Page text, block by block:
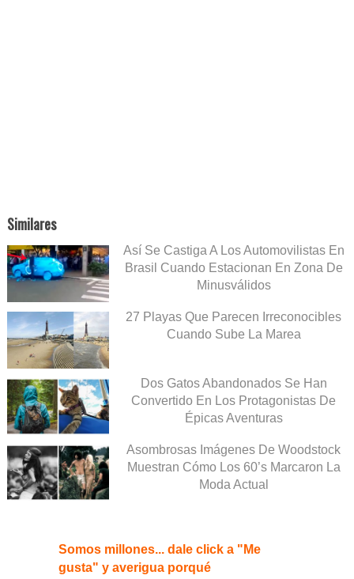
Similares
Así Se Castiga A Los Automovilistas En
Brasil Cuando Estacionan En Zona De
Minusválidos
27 Playas Que Parecen Irreconocibles
Cuando Sube La Marea
Dos Gatos Abandonados Se Han
Convertido En Los Protagonistas De
Épicas Aventuras
Asombrosas Imágenes De Woodstock
Muestran Cómo Los 60’s Marcaron La
Moda Actual
Somos millones... dale click a "Me
gusta" y averigua porqué